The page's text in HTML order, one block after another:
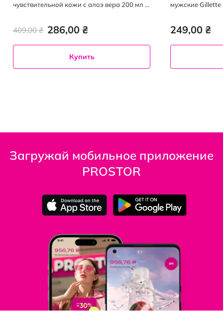
чувствительной кожи с алоэ вера 200 мл +
286,00 ₴
409,00 ₴
Купить
мужские Gillette
249,00 ₴
Загружай мобильное приложение
PROSTOR